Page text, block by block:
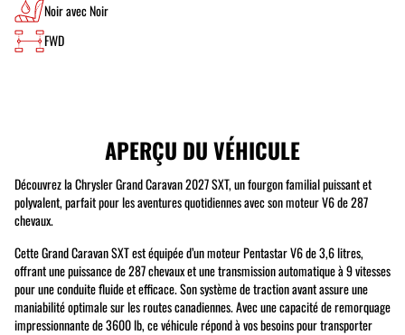
Noir avec Noir
FWD
APERÇU DU VÉHICULE
Découvrez la Chrysler Grand Caravan 2027 SXT, un fourgon familial puissant et
polyvalent, parfait pour les aventures quotidiennes avec son moteur V6 de 287
chevaux.
Cette Grand Caravan SXT est équipée d’un moteur Pentastar V6 de 3,6 litres,
offrant une puissance de 287 chevaux et une transmission automatique à 9 vitesses
pour une conduite fluide et efficace. Son système de traction avant assure une
maniabilité optimale sur les routes canadiennes. Avec une capacité de remorquage
impressionnante de 3600 lb, ce véhicule répond à vos besoins pour transporter